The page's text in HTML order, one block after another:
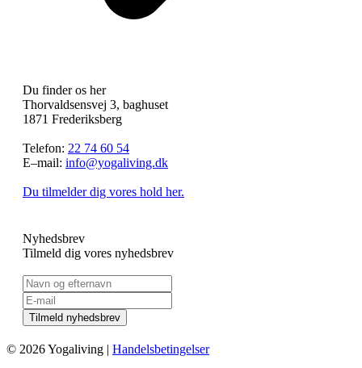
Du finder os her
Thorvaldsensvej 3, baghuset
1871 Frederiksberg
Telefon: 22 74 60 54
E–mail: info@yogaliving.dk
Du tilmelder dig vores hold her.
Nyhedsbrev
Tilmeld dig vores nyhedsbrev
© 2026 Yogaliving | Handelsbetingelser